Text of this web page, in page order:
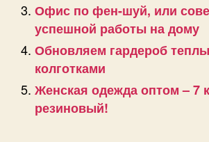
Офис по фен-шуй, или
успешной работы на дому
Обновляем гардероб
колготками
Женская одежда оптом – 7
резиновый!